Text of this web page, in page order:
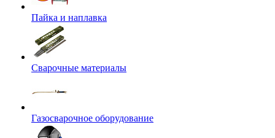
Пайка и наплавка
Сварочные материалы
Газосварочное оборудование